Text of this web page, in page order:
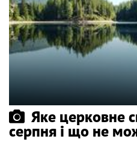
Яке церковне
серпня і що не